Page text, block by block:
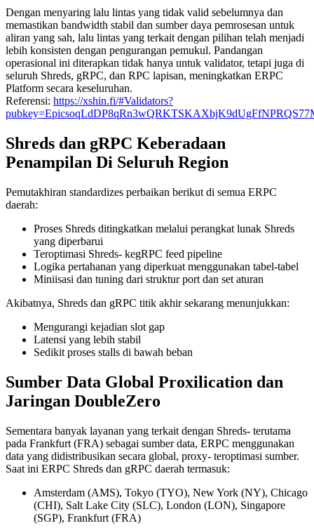
Dengan menyaring lalu lintas yang tidak valid sebelumnya dan
memastikan bandwidth stabil dan sumber daya pemrosesan untuk
aliran yang sah, lalu lintas yang terkait dengan pilihan telah menjadi
lebih konsisten dengan pengurangan pemukul. Pandangan
operasional ini diterapkan tidak hanya untuk validator, tetapi juga di
seluruh Shreds, gRPC, dan RPC lapisan, meningkatkan ERPC
Platform secara keseluruhan.
Referensi: https://xshin.fi/#Validators?
Shreds dan gRPC Keberadaan
Penampilan Di Seluruh Region
Pemutakhiran standardizes perbaikan berikut di semua ERPC
daerah:
Proses Shreds ditingkatkan melalui perangkat lunak Shreds
yang diperbarui
Teroptimasi Shreds- kegRPC feed pipeline
Logika pertahanan yang diperkuat menggunakan tabel-tabel
Miniisasi dan tuning dari struktur port dan set aturan
Akibatnya, Shreds dan gRPC titik akhir sekarang menunjukkan:
Mengurangi kejadian slot gap
Latensi yang lebih stabil
Sedikit proses stalls di bawah beban
Sumber Data Global Proxilication dan
Jaringan DoubleZero
Sementara banyak layanan yang terkait dengan Shreds- terutama
pada Frankfurt (FRA) sebagai sumber data, ERPC menggunakan
data yang didistribusikan secara global, proxy- teroptimasi sumber.
Saat ini ERPC Shreds dan gRPC daerah termasuk:
Amsterdam (AMS), Tokyo (TYO), New York (NY), Chicago
(CHI), Salt Lake City (SLC), London (LON), Singapore
(SGP), Frankfurt (FRA)